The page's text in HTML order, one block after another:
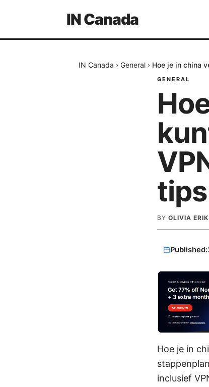
IN Canada
IN Canada › General › Hoe je in china
GENERAL
tips
BY OLIVIA
Published:
Hoe je in
inclusief